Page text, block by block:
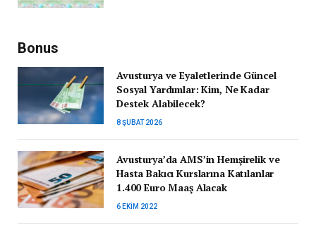
Bonus
Avusturya ve Eyaletlerinde Güncel
Sosyal Yardımlar: Kim, Ne Kadar
Destek Alabilecek?
8 ŞUBAT 2026
Avusturya’da AMS’in Hemşirelik ve
Hasta Bakıcı Kurslarına Katılanlar
1.400 Euro Maaş Alacak
6 EKIM 2022